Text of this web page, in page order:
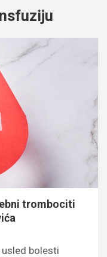
trombociti
usled bolesti